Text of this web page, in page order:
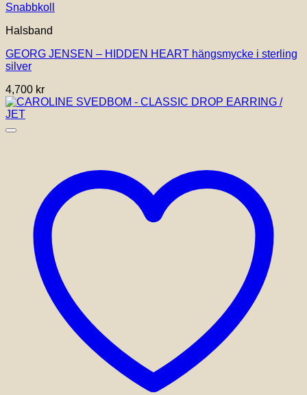
Snabbkoll
Halsband
GEORG JENSEN – HIDDEN HEART hängsmycke i sterling
silver
4,700 kr